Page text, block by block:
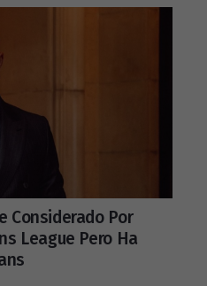
Considerado Por
League Pero Ha